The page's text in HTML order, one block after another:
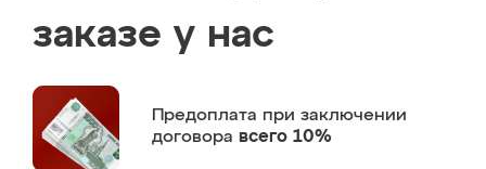
заказе у нас
Предоплата при заключении
договора всего 10%